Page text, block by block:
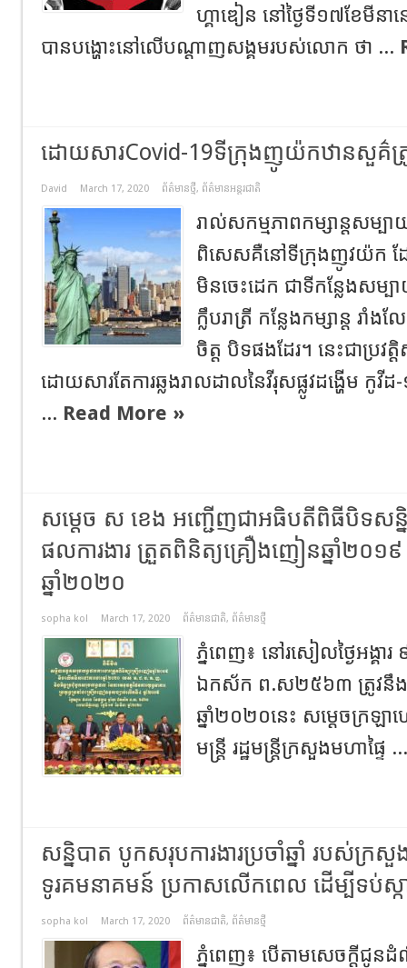
ហ្គាឌៀន នៅថ្ងៃទី​១៧ខែមីនា
បានបង្ហោះ​នៅលើបណ្តាញសង្គមរបស់លោក ថា ...
ដោយសារCovid-19ទីក្រុងញូយ៉កឋានសួគ៌ត្
David March 17, 2020 ព័ត៌មានថ្មី, ព័ត៌មានអន្តរជាតិ
រាល់សកម្មភាពកម្សាន្តសម្បា
ពិសេសគឺនៅទីក្រុងញូវយ៉ក​ ដ
មិនចេះដេក​ ជាទីកន្លែងស
ក្លឹបរាត្រី​​ កន្លែងកម្សាន្ត រាំ
ចិត្ត បិទផងដែរ។ នេះជាប្រវត្
ដោយសារតែការឆ្លងរាលដាលនៃវីរុសផ្លូវដង្ហើម
... Read More »
សម្តេច ស ខេង អញ្ជើញជាអធិបតីពិធីបិទសន្
ផលការងារ ត្រួតពិនិត្យគ្រឿងញៀនឆ្នាំ២០១
ឆ្នាំ២០២០
sopha kol March 17, 2020 ព័ត៌មានជាតិ, ព័ត៌មានថ្មី
ភ្នំពេញ៖ នៅរសៀលថ្ងៃអង្គារ
ឯកស័ក ព.ស២៥៦៣ ត្រូវនឹងថ្
ឆ្នាំ២០២០នេះ សម្ដេចក្រឡ
មន្ត្រី រដ្ឋមន្ត្រីក្រសួងមហាផ្ទៃ
សន្និបាត បូកសរុបការងារប្រចាំឆ្នាំ របស់
ទូរគមនាគមន៍ ប្រកាសលើកពេល ដើម្បីទប់ស្ក
sopha kol March 17, 2020 ព័ត៌មានជាតិ, ព័ត៌មានថ្មី
ភ្នំពេញ៖ បើតាមសេចក្តីជូន